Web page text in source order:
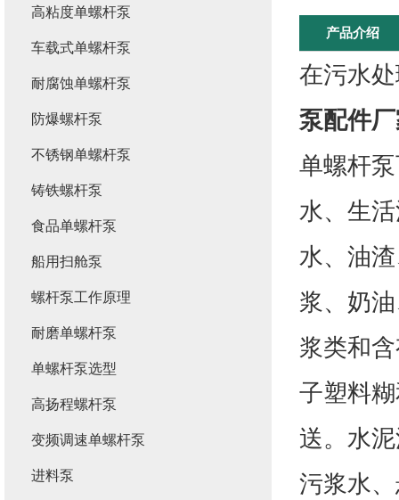
产品介绍
在污水
泵配件
单螺杆
水、生
水、油
浆、奶
浆类和
子塑料
送。水
污浆水
高粘度单螺杆泵
车载式单螺杆泵
耐腐蚀单螺杆泵
防爆螺杆泵
不锈钢单螺杆泵
铸铁螺杆泵
食品单螺杆泵
船用扫舱泵
螺杆泵工作原理
耐磨单螺杆泵
单螺杆泵选型
高扬程螺杆泵
变频调速单螺杆泵
进料泵